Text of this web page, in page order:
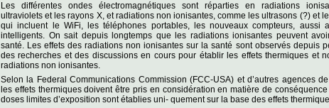
Les différentes ondes électromagnétiques sont réparties en radiations
ultraviolets et les rayons X, et radiations non ionisantes, comme les ultrasons (?) et
qui incluent le WiFi, les téléphones portables, les nouveaux compteurs, aussi
intelligents. On sait depuis longtemps que les radiations ionisantes peuvent
santé. Les effets des radiations non ionisantes sur la santé sont observés depuis
des recherches et des discussions en cours pour établir les effets thermiques et
radiations non ionisantes.
Selon la Federal Communications Commission (FCC-USA) et d’autres agences
les effets thermiques doivent être pris en considération en matière de
doses limites d’exposition sont établies uni- quement sur la base des effets